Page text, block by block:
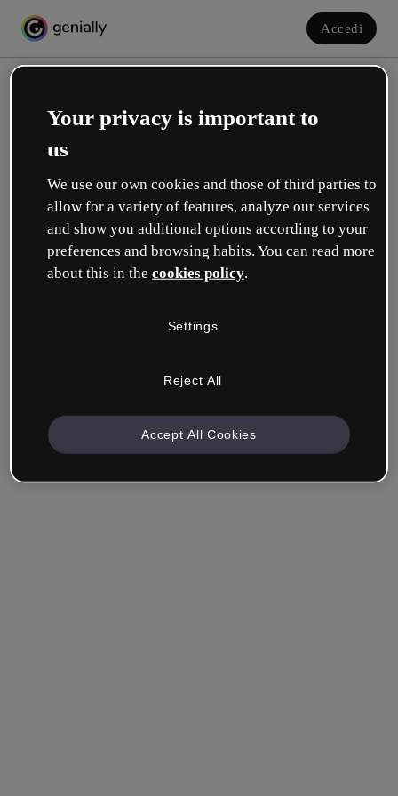
Accedi
Crea il tuo account gratuito!
Quale opzione ti descrive meglio?
Azienda e Professionisti
un altro settore.
Your privacy is important to
us
We use our own cookies and those of third parties to
allow for a variety of features, analyze our services
and show you additional options according to your
preferences and browsing habits. You can read more
about this in the cookies policy.
Settings
Reject All
Accept All Cookies